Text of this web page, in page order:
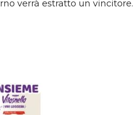
verrà estratto un vincitore.